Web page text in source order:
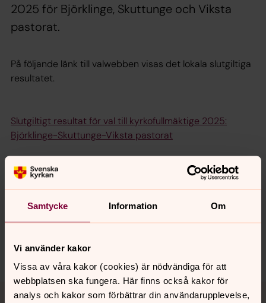
Samtycke Information Om
Vi använder kakor
Vissa av våra kakor (cookies) är nödvändiga för att
webbplatsen ska fungera. Här finns också kakor för
analys och kakor som förbättrar din användarupplevelse,
2025 för Björklinge, Skuttunge och Viksta
pastorat.
På följande länk till valwebben visas det lokala slutgiltiga
resultatet.
Slutgiltigt resultat för val till kyrkofullmäktige 2025:
Björklinge-Skuttunge-Viksta pastorat
Synpunkter eller frågor på sidans
innehåll?
Dela
Tillbaka till toppen
Tillbaka till innehållet